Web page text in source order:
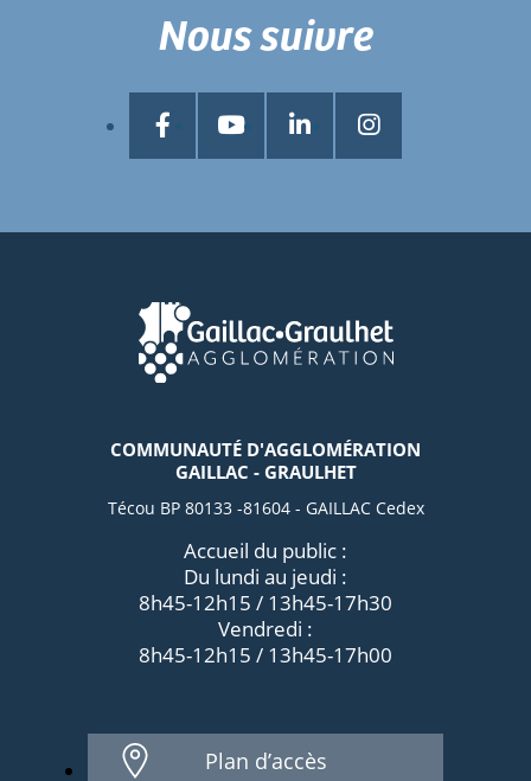
COMMUNAUTÉ D'AGGLOMÉRATION
GAILLAC - GRAULHET
Técou BP 80133 -81604 - GAILLAC Cedex
Accueil du public :
Du lundi au jeudi :
8h45-12h15 / 13h45-17h30
Vendredi :
8h45-12h15 / 13h45-17h00
Plan d’accès
Nous suivre